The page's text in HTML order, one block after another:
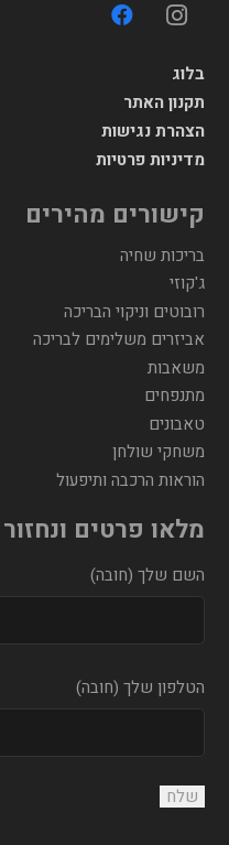
בלוג
תקנון האתר
הצהרת נגישות
מדיניות פרטיות
קישורים מהירים
בריכות שחיה
ג'קוזי
רובוטים וניקוי הבריכה
אביזרים משלימים לבריכה
משאבות
מתנפחים
טאבונים
משחקי שולחן
הוראות הרכבה ותיפעול
מלאו פרטים
השם שלך (חובה)
הטלפון שלך (חובה)